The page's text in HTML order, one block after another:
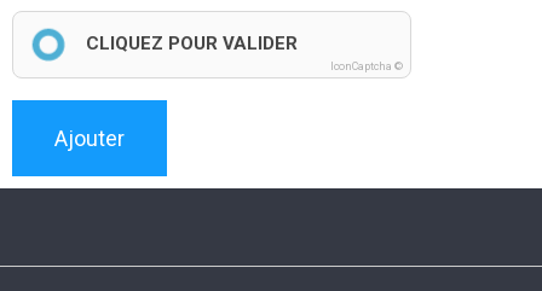
CLIQUEZ POUR VALIDER
IconCaptcha ©
Ajouter